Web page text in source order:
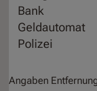
Bank
Geldautomat
Polizei
Angaben